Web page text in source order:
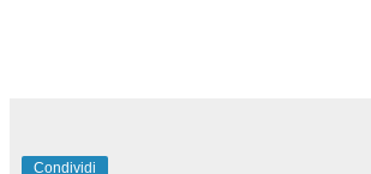
Condividi